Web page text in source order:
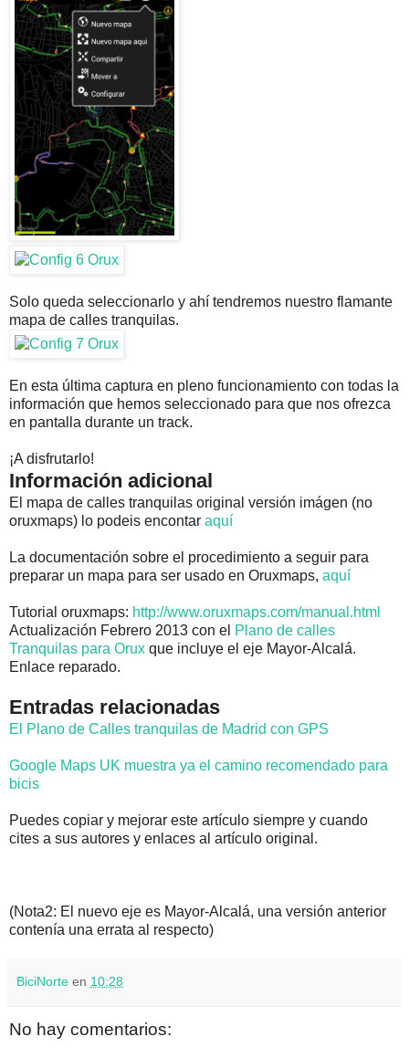
Solo queda seleccionarlo y ahí tendremos nuestro flamante
mapa de calles tranquilas.
En esta última captura en pleno funcionamiento con todas la
información que hemos seleccionado para que nos ofrezca
en pantalla durante un track.
¡A disfrutarlo!
Información adicional
El mapa de calles tranquilas original versión imágen (no
oruxmaps) lo podeis encontar aquí
La documentación sobre el procedimiento a seguir para
preparar un mapa para ser usado en Oruxmaps, aquí
Tutorial oruxmaps: http://www.oruxmaps.com/manual.html
Actualización Febrero 2013 con el Plano de calles
Tranquilas para Orux que incluye el eje Mayor-Alcalá.
Enlace reparado.
Entradas relacionadas
El Plano de Calles tranquilas de Madrid con GPS
Google Maps UK muestra ya el camino recomendado para
bicis
Puedes copiar y mejorar este artículo siempre y cuando
cites a sus autores y enlaces al artículo original.
(Nota2: El nuevo eje es Mayor-Alcalá, una versión anterior
contenía una errata al respecto)
BiciNorte en 10:28
No hay comentarios: